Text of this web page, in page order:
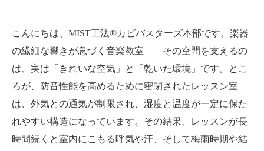
こんにちは、MIST工法®カビバスターズ本部です。楽器
の繊細な響きが息づく音楽教室——その空間を支えるの
は、実は「きれいな空気」と「乾いた環境」です。とこ
ろが、防音性能を高めるために密閉されたレッスン室
は、外気との通気が制限され、湿度と温度が一定に保た
れやすい構造になっています。その結果、レッスンが長
時間続くと室内にこもる呼気や汗、そして梅雨時期や結